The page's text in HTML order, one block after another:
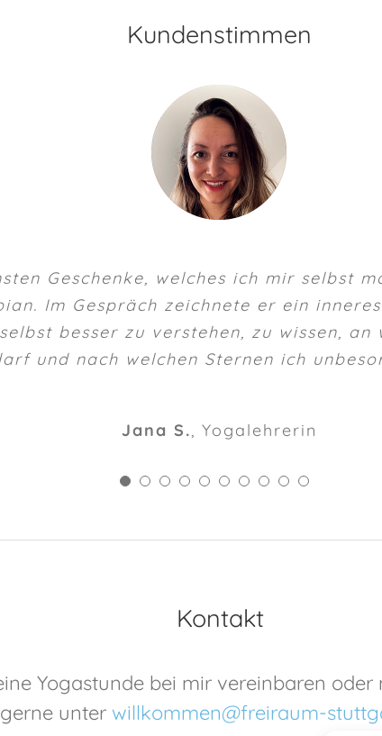
Kundenstimmen
Geschenke, welches ich mir selbst
Im Gespräch zeichnete er ein
besser zu verstehen, zu wissen, an
und nach welchen Sternen ich
Jana S., Yogalehrerin
Kontakt
Yogastunde bei mir vereinbaren
gerne unter willkommen@freiraum-